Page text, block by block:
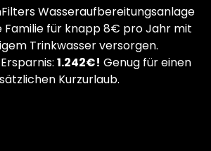
Wasseraufbereitungsanlage
Familie für knapp 8€ pro Jahr mit
Trinkwasser versorgen.
1.242€! Genug für einen
Kurzurlaub.